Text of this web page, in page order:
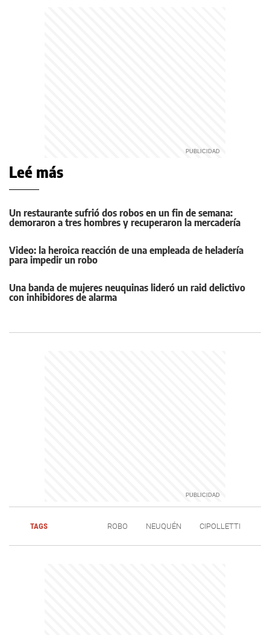
Leé más
Un restaurante sufrió dos robos en un fin de semana:
demoraron a tres hombres y recuperaron la mercadería
Video: la heroica reacción de una empleada de heladería
para impedir un robo
Una banda de mujeres neuquinas lideró un raid delictivo
con inhibidores de alarma
TAGS ROBO NEUQUÉN CIPOLLETTI